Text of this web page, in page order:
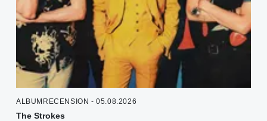
ALBUMRECENSION - 05.08.2026
The Strokes